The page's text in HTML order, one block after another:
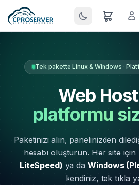
Tek pakette Linux & Windows ·
Web
platformu
Paketinizi alın, panelinizden
hesabı oluşturun. Her site için
LiteSpeed) ya da Windows
kendiniz, tek tıkla